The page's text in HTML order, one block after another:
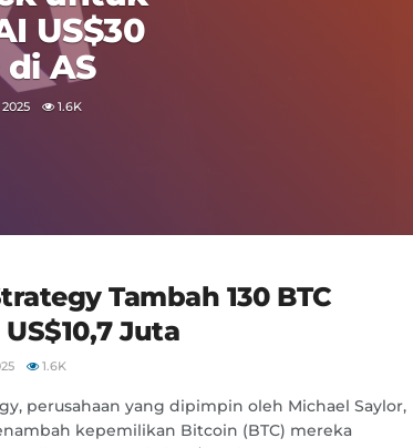
US$30
AS
1.6K
Tambah 130 BTC
Juta
1.6K
perusahaan yang dipimpin oleh Michael Saylor,
kepemilikan Bitcoin (BTC) mereka